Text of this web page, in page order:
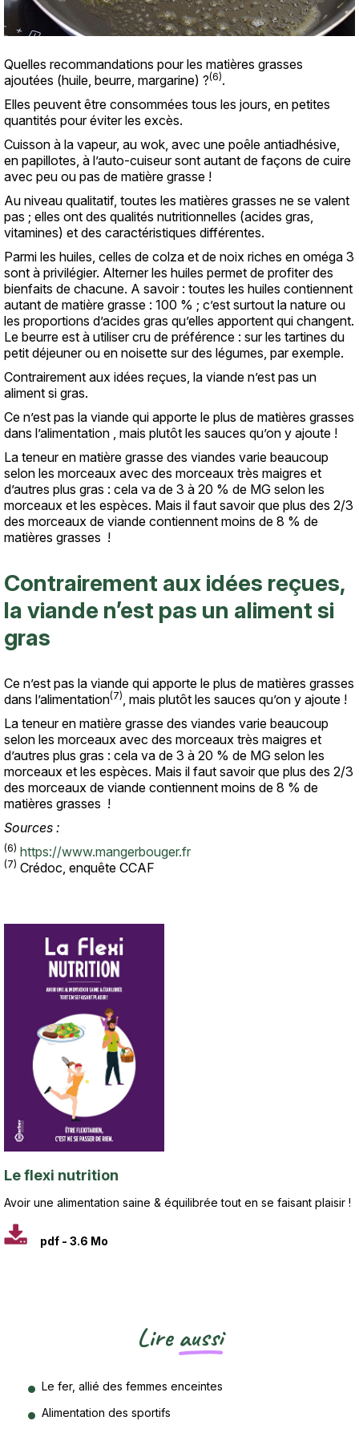
Quelles recommandations pour les matières grasses
ajoutées (huile, beurre, margarine) ?(6).
Elles peuvent être consommées tous les jours, en petites
quantités pour éviter les excès.
Cuisson à la vapeur, au wok, avec une poêle antiadhésive,
en papillotes, à l’auto-cuiseur sont autant de façons de cuire
avec peu ou pas de matière grasse !
Au niveau qualitatif, toutes les matières grasses ne se valent
pas ; elles ont des qualités nutritionnelles (acides gras,
vitamines) et des caractéristiques différentes.
Parmi les huiles, celles de colza et de noix riches en oméga 3
sont à privilégier. Alterner les huiles permet de profiter des
bienfaits de chacune. A savoir : toutes les huiles contiennent
autant de matière grasse : 100 % ; c’est surtout la nature ou
les proportions d’acides gras qu’elles apportent qui changent.
Le beurre est à utiliser cru de préférence : sur les tartines du
petit déjeuner ou en noisette sur des légumes, par exemple.
Contrairement aux idées reçues, la viande n’est pas un
aliment si gras.
Ce n’est pas la viande qui apporte le plus de matières grasses
dans l’alimentation , mais plutôt les sauces qu’on y ajoute !
La teneur en matière grasse des viandes varie beaucoup
selon les morceaux avec des morceaux très maigres et
d’autres plus gras : cela va de 3 à 20 % de MG selon les
morceaux et les espèces. Mais il faut savoir que plus des 2/3
des morceaux de viande contiennent moins de 8 % de
matières grasses !
Contrairement aux idées reçues,
la viande n’est pas un aliment si
gras
Ce n’est pas la viande qui apporte le plus de matières grasses
dans l’alimentation(7) , mais plutôt les sauces qu’on y ajoute !
La teneur en matière grasse des viandes varie beaucoup
selon les morceaux avec des morceaux très maigres et
d’autres plus gras : cela va de 3 à 20 % de MG selon les
morceaux et les espèces. Mais il faut savoir que plus des 2/3
des morceaux de viande contiennent moins de 8 % de
matières grasses !
Sources :
(6) https://www.mangerbouger.fr
(7) Crédoc, enquête CCAF
Titre
Le flexi nutrition
Sous-titre
Avoir une alimentation saine & équilibrée tout en se faisant plaisir !
pdf - 3.6 Mo
Lireaussi
Le fer, allié des femmes enceintes
Alimentation des sportifs